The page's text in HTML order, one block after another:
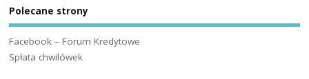
Polecane strony
Facebook – Forum Kredytowe
Spłata chwilówek